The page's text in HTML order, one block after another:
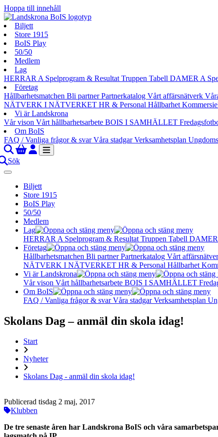
Hoppa till innehåll
Biljett
Store 1915
BoIS Play
50/50
Medlem
Lag
HERRAR A Spelprogram & Resultat Truppen Tabell DAMER A
Företag
Hållbarhetsmatchen Bli partnerPartnerkatalog Vårt affärsnätverk
NÄTVERK I NÄTVERKET HR & Personal Hållbarhet
Vi är Landskrona
Vår vison Vårt hållbarhetsarbete BOIS I SAMHÄLLET
Om BoIS
FAQ / Vanliga frågor & svarVåra stadgarVerksamhetsplan
Sök
Biljett
Store 1915
BoIS Play
50/50
Medlem
Lag
HERRAR A Spelprogram & Resultat Truppen Tabell
Företag
Hållbarhetsmatchen Bli partnerPartnerkatalog Vårt
NÄTVERK I NÄTVERKET HR & Personal Hållbarhet
Vi är Landskrona
Vår vison Vårt hållbarhetsarbete BOIS I SAMHÄLLET
Om BoIS
FAQ / Vanliga frågor & svarVåra stadgarVerksamhetsplan
Skolans Dag – anmäl din skola idag!
Start
Nyheter
Skolans Dag - anmäl din skola idag!
Publicerad tisdag 2 maj, 2017
Klubben
De tre senaste åren har Landskrona BoIS och våra